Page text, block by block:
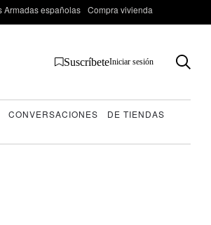
Armadas españolas Compra vivienda
SuscríbeteIniciar sesión
CONVERSACIONES
DE TIENDAS